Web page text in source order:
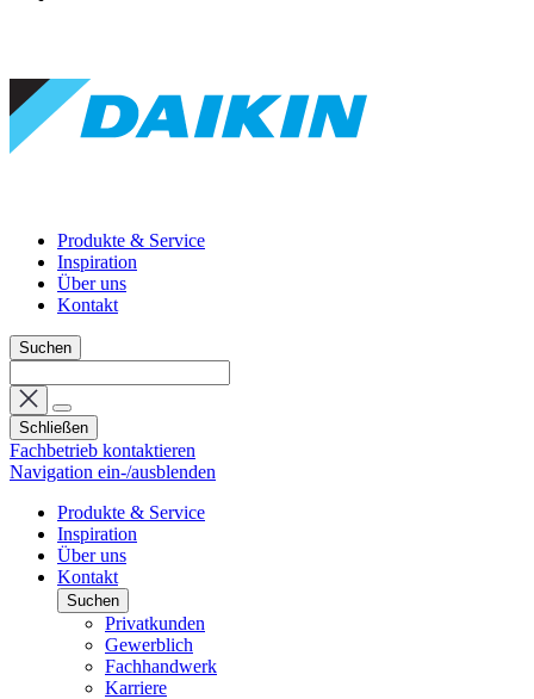
Produkte & Service
Inspiration
Über uns
Kontakt
Suchen
Schließen
Fachbetrieb kontaktieren
Navigation ein-/ausblenden
Produkte & Service
Inspiration
Über uns
Kontakt
Suchen
Privatkunden
Gewerblich
Fachhandwerk
Karriere